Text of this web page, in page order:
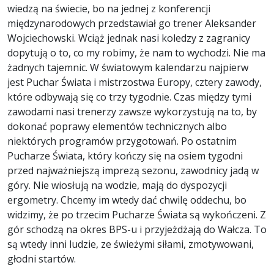
wiedzą na świecie, bo na jednej z konferencji
międzynarodowych przedstawiał go trener Aleksander
Wojciechowski. Wciąż jednak nasi koledzy z zagranicy
dopytują o to, co my robimy, że nam to wychodzi. Nie ma
żadnych tajemnic. W światowym kalendarzu najpierw
jest Puchar Świata i mistrzostwa Europy, cztery zawody,
które odbywają się co trzy tygodnie. Czas między tymi
zawodami nasi trenerzy zawsze wykorzystują na to, by
dokonać poprawy elementów technicznych albo
niektórych programów przygotowań. Po ostatnim
Pucharze Świata, który kończy się na osiem tygodni
przed najważniejszą imprezą sezonu, zawodnicy jadą w
góry. Nie wiosłują na wodzie, mają do dyspozycji
ergometry. Chcemy im wtedy dać chwilę oddechu, bo
widzimy, że po trzecim Pucharze Świata są wykończeni. Z
gór schodzą na okres BPS-u i przyjeżdżają do Wałcza. To
są wtedy inni ludzie, ze świeżymi siłami, zmotywowani,
głodni startów.